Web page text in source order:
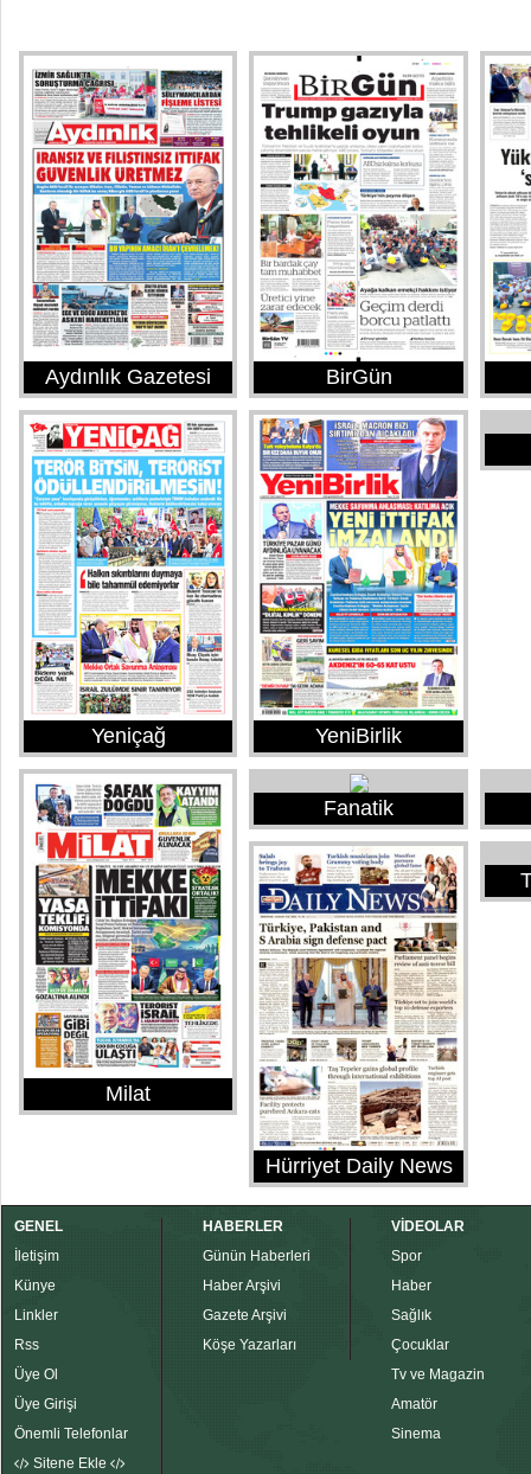
Aydınlık Gazetesi BirGün
Yeniçağ YeniBirlik
Milat
Fanatik
Hürriyet Daily News
GENEL
İletişim
Künye
Linkler
Rss
Üye Ol
Üye Girişi
Önemli Telefonlar
Sitene Ekle
HABERLER
Günün Haberleri
Haber Arşivi
Gazete Arşivi
Köşe Yazarları
VİDEOLAR
Spor
Haber
Sağlık
Çocuklar
Tv ve Magazin
Amatör
Sinema